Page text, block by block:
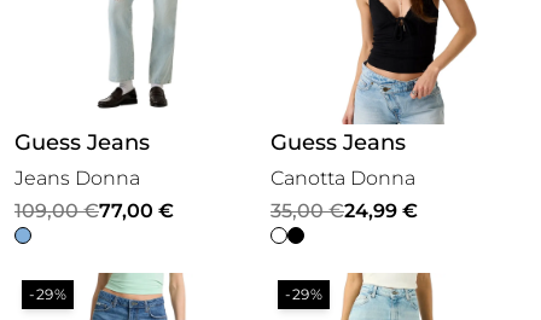
Guess Jeans
Jeans Donna
109,00€
Il
prezzo
originale
era:
77,00 €
Il
prezzo
attuale
è:
Guess Jeans
Canotta Donna
35,00€
Il
prezzo
originale
era:
24,99 €
Il
prezzo
attuale
è:
-29% -29%